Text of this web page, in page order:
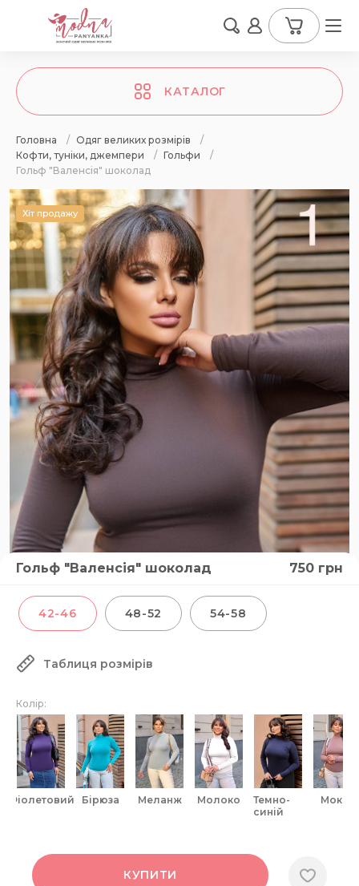
КАТАЛОГ
Головна / Одяг великих розмірів
/
Кофти, туніки, джемпери
/ Гольфи
/
Гольф "Валенсія" шоколад
Хіт продажу
Гольф "Валенсія" шоколад 750 грн
42-46 48-52 54-58
Таблиця розмірів
Колір:
фіолетовий бірюза меланж молоко
темно-
синій
мокко
КУПИТИ